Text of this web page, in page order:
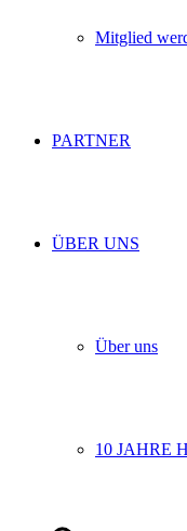
Mitglied
PARTNER
ÜBER UNS
Über uns
10 JAHRE